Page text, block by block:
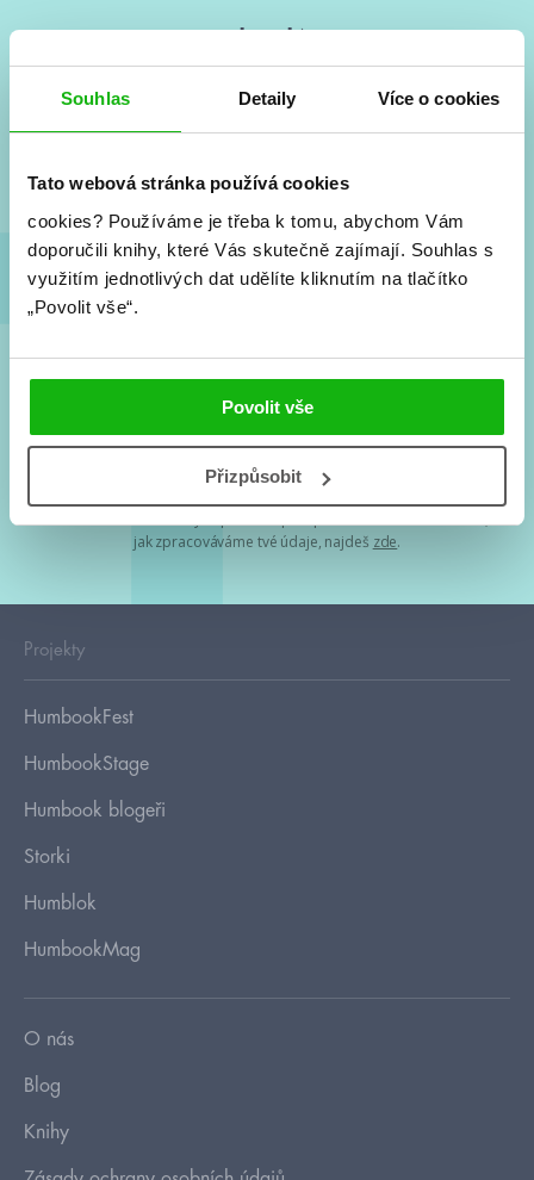
Souhlas Detaily Více o cookies
Tato webová stránka používá cookies
cookies? Používáme je třeba k tomu, abychom Vám
doporučili knihy, které Vás skutečně zajímají. Souhlas s
využitím jednotlivých dat udělíte kliknutím na tlačítko
„Povolit vše“.
Povolit vše
Přizpůsobit
Vše kolem #youngadult každý měsíc rovnou do mailu!
a seriálové adaptace a další.
Souhlasím spodmínkami zpracování osobních údajů
Tvá e-mailová adresa je u nás v bezpečí. Přečti si
jak zpracováváme tvé údaje, najdeš zde.
Projekty
HumbookFest
HumbookStage
Humbook blogeři
Storki
Humblok
HumbookMag
O nás
Blog
Knihy